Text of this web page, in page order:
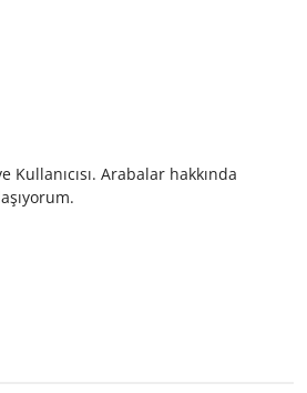
Kullanıcısı. Arabalar hakkında